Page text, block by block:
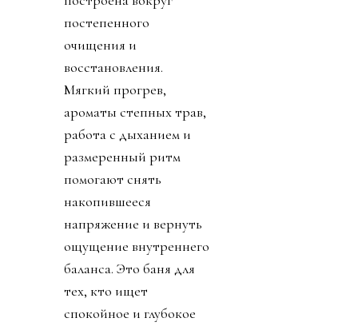
постепенного
очищения и
восстановления.
Мягкий прогрев,
ароматы степных трав,
работа с дыханием и
размеренный ритм
помогают снять
накопившееся
напряжение и вернуть
ощущение внутреннего
баланса. Это баня для
тех, кто ищет
спокойное и глубокое